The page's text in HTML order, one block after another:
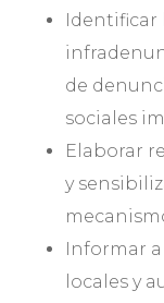
de
sociales
Elaborar
y
Informar
locales y